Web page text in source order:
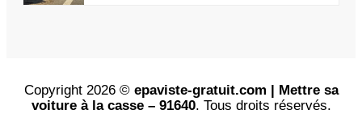
Copyright 2026 © epaviste-gratuit.com | Mettre sa
voiture à la casse – 91640. Tous droits réservés.